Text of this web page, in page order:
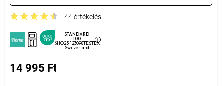
44 értékelés
STANDARD
100
SHO25 123098TESTEX
Switzerland
14 995 Ft